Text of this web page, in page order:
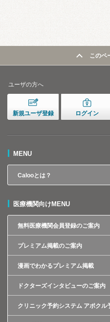
このペ
ユーザの方へ
新規ユーザ登録 ログイン
MENU
Calooとは？
医療機関向けMENU
無料医療機関会員登録のご案内
プレミアム掲載のご案内
漫画でわかるプレミアム掲載
ドクターズインタビューのご案内
クリニック予約システム アポクル